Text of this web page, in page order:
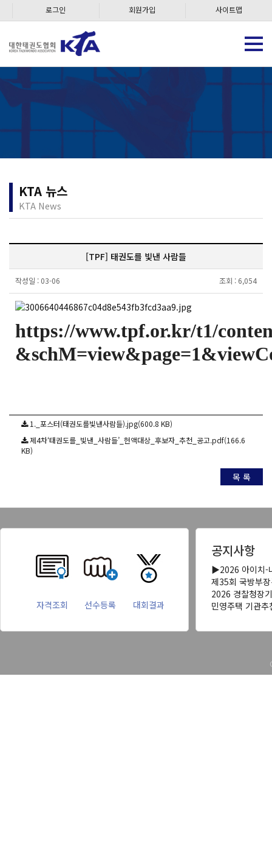
로그인 회원가입 사이트맵
KTA 뉴스
KTA News
[TPF] 태권도를 빛낸 사람들
작성일 : 03-06 조회 : 6,054
https://www.tpf.or.kr/t1/
1._포스터(태권도를빛낸사람들).jpg(600.8 KB)
제4차‘태권도를_빛낸_사람들’_헌액대상_후보자_추천_공고.pdf(166.6
KB)
목 록
자격조회 선수등록 대회결과
공지사항
▶2026 아이치-
제35회 국방부
2026 경찰청장
민영주택 기관